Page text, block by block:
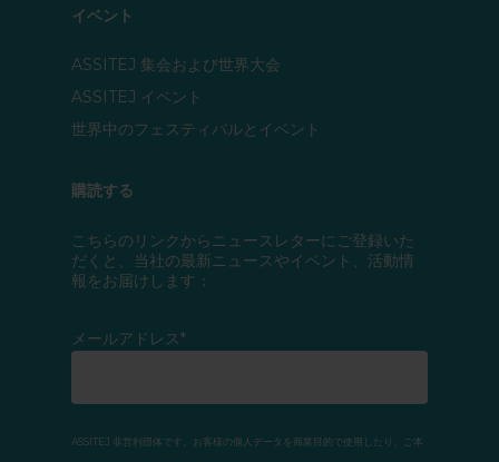
イベント
ASSITEJ 集会および世界大会
ASSITEJ イベント
世界中のフェスティバルとイベント
購読する
こちらのリンクからニュースレターにご登録いた
だくと、当社の最新ニュースやイベント、活動情
報をお届けします：
メールアドレス*
ASSITEJ 非営利団体です。お客様の個人データを商業目的で使用したり、ご本